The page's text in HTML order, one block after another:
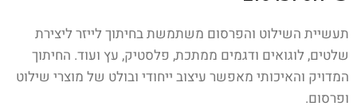
תעשיית השילוט והפרסום משתמשת בחיתוך לייזר ליצירת
שלטים, לוגואים ודגמים ממתכת, פלסטיק, עץ ועוד. החיתוך
המדויק והאיכותי מאפשר עיצוב ייחודי ובולט של מוצרי שילוט
ופרסום.